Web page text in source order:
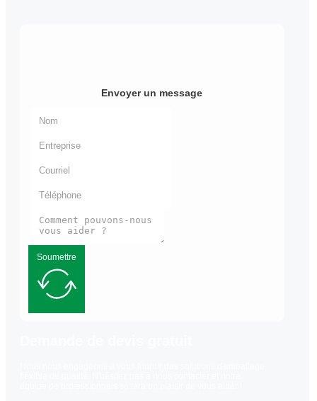
Envoyer un message
Soumettre